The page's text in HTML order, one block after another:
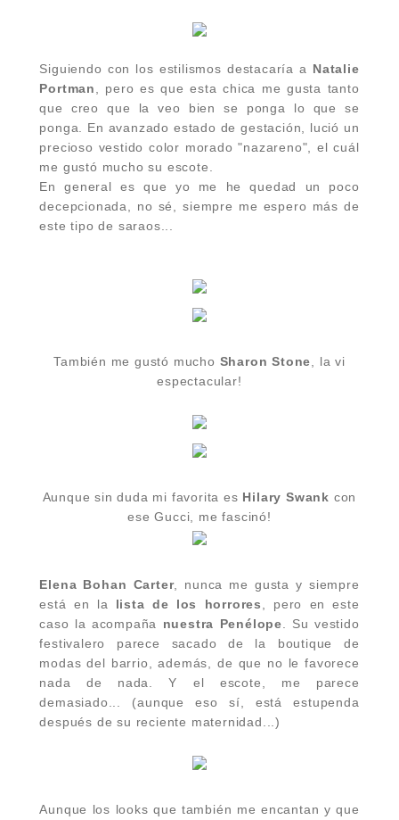
Siguiendo con los estilismos destacaría a Natalie
Portman
, pero es que esta chica me gusta tanto
que creo que la veo bien se ponga lo que se
ponga. En avanzado estado de gestación, lució un
precioso vestido color morado "nazareno", el cuál
me gustó mucho su escote.
En general es que yo me he quedad un poco
decepcionada, no sé, siempre me espero más de
este tipo de saraos...
También me gustó mucho Sharon Stone , la vi
espectacular!
Aunque sin duda mi favorita es Hilary Swank con
ese Gucci, me fascinó!
Elena Bohan Carter, nunca me gusta y siempre
está en la lista de los horrores
, pero en este
caso la acompaña nuestra Penélope . Su vestido
festivalero parece sacado de la boutique de
modas del barrio, además, de que no le favorece
nada de nada. Y el escote, me parece
demasiado... (aunque eso sí, está estupenda
después de su reciente maternidad...)
Aunque los looks que también me encantan y que